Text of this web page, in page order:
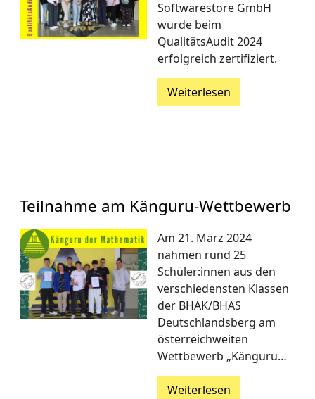
Softwarestore GmbH
wurde beim
QualitätsAudit 2024
erfolgreich zertifiziert.
Weiterlesen
Teilnahme am Känguru-Wettbewerb
Am 21. März 2024
nahmen rund 25
Schüler:innen aus den
verschiedensten Klassen
der BHAK/BHAS
Deutschlandsberg am
österreichweiten
Wettbewerb „Känguru…
Weiterlesen